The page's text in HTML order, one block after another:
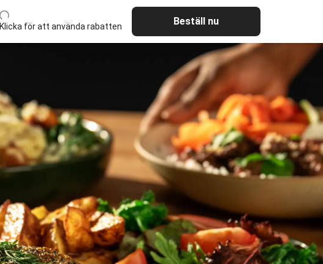
Klicka för att använda rabatten Beställ nu